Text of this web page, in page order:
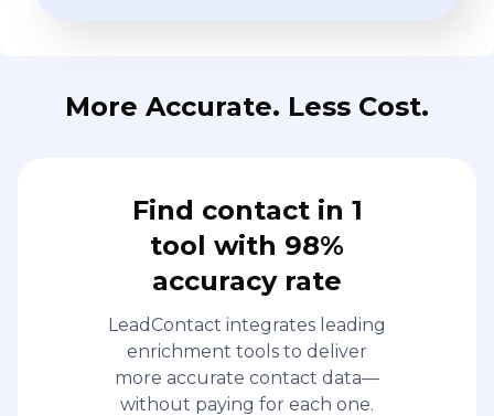
More Accurate. Less Cost.
Find contact in 1
tool with 98%
accuracy rate
LeadContact integrates leading
enrichment tools to deliver
more accurate contact data—
without paying for each one.